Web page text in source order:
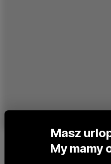
Nasze okazje
Masz
My mamy